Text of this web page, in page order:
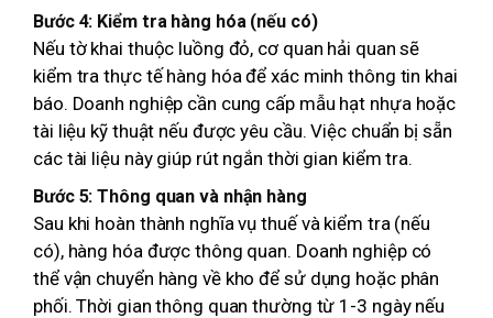
Bước 4: Kiểm tra hàng hóa (nếu có)
Nếu tờ khai thuộc luồng đỏ, cơ quan hải quan sẽ
kiểm tra thực tế hàng hóa để xác minh thông tin khai
báo. Doanh nghiệp cần cung cấp mẫu hạt nhựa hoặc
tài liệu kỹ thuật nếu được yêu cầu. Việc chuẩn bị sẵn
các tài liệu này giúp rút ngắn thời gian kiểm tra.
Bước 5: Thông quan và nhận hàng
Sau khi hoàn thành nghĩa vụ thuế và kiểm tra (nếu
có), hàng hóa được thông quan. Doanh nghiệp có
thể vận chuyển hàng về kho để sử dụng hoặc phân
phối. Thời gian thông quan thường từ 1-3 ngày nếu